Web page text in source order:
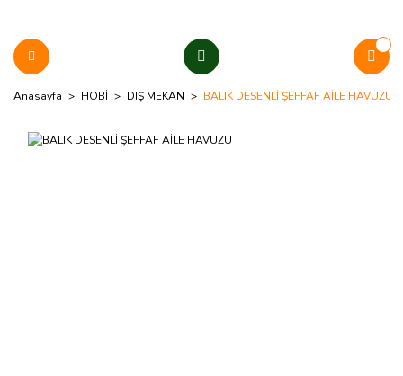
Anasayfa HOBİ DIŞ MEKAN BALIK DESENLİ ŞEFFAF AİLE HAVUZU